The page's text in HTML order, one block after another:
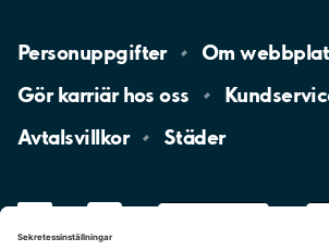
Personuppgifter Om
Gör karriär hososs
Avtalsvillkor
Städer